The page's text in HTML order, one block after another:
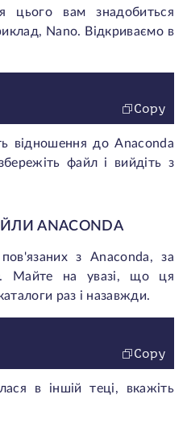
цього вам знадобиться
Nano. Відкриваємо в
Copy
відношення до Anaconda
файл і вийдіть з
ANACONDA
з Anaconda, за
. Майте на увазі, що ця
раз і назавжди.
Copy
в іншій теці, вкажіть